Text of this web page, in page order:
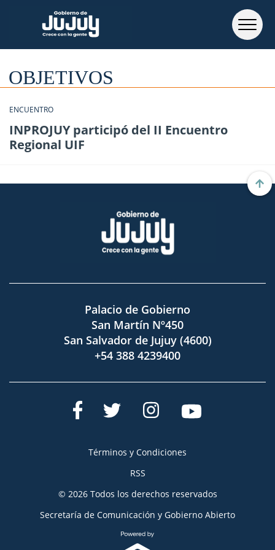
OBJETIVOS
ENCUENTRO
INPROJUY participó del II Encuentro
Regional UIF
Palacio de Gobierno
San Martín Nº450
San Salvador de Jujuy (4600)
+54 388 4239400
Términos y Condiciones
RSS
© 2026 Todos los derechos reservados
Secretaría de Comunicación y Gobierno Abierto